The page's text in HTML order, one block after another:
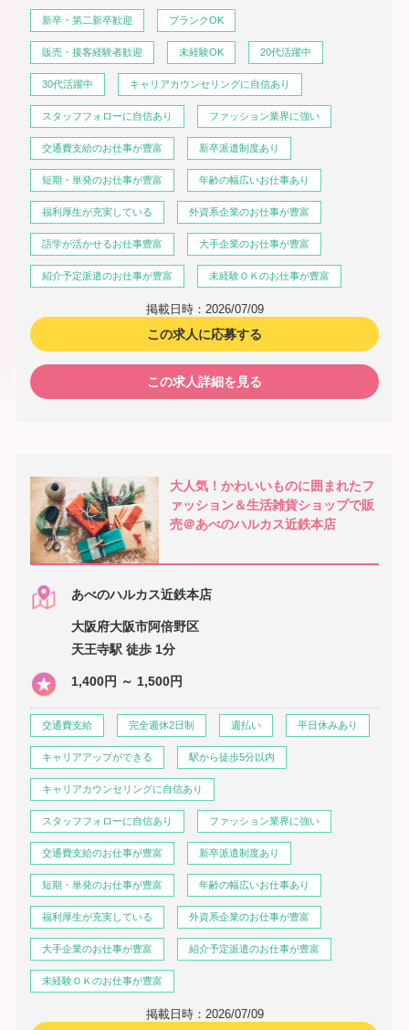
新卒・第二新卒歓迎 ブランクOK
販売・接客経験者歓迎 未経験OK 20代活躍中
30代活躍中 キャリアカウンセリングに自信あり
スタッフフォローに自信あり ファッション業界に強い
交通費支給のお仕事が豊富 新卒派遣制度あり
短期・単発のお仕事が豊富 年齢の幅広いお仕事あり
福利厚生が充実している 外資系企業のお仕事が豊富
語学が活かせるお仕事豊富 大手企業のお仕事が豊富
紹介予定派遣のお仕事が豊富 未経験ＯＫのお仕事が豊富
掲載日時：2026/07/09
この求人に応募する
この求人詳細を見る
大人気！かわいいものに囲まれたフ
ァッション＆生活雑貨ショップで販
売＠あべのハルカス近鉄本店
あべのハルカス近鉄本店
大阪府大阪市阿倍野区
天王寺駅 徒歩 1分
1,400円 ～ 1,500円
交通費支給 完全週休2日制 週払い 平日休みあり
キャリアアップができる 駅から徒歩5分以内
キャリアカウンセリングに自信あり
スタッフフォローに自信あり ファッション業界に強い
交通費支給のお仕事が豊富 新卒派遣制度あり
短期・単発のお仕事が豊富 年齢の幅広いお仕事あり
福利厚生が充実している 外資系企業のお仕事が豊富
大手企業のお仕事が豊富 紹介予定派遣のお仕事が豊富
未経験ＯＫのお仕事が豊富
掲載日時：2026/07/09